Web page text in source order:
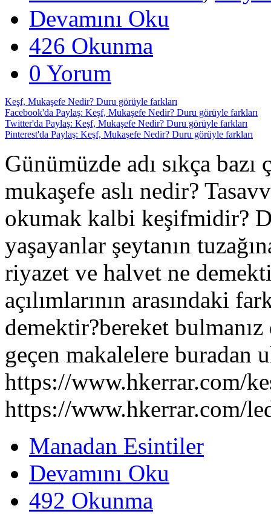
Devamını Oku
426 Okunma
0 Yorum
Keşf, Mukaşefe Nedir? Duru görüyle farkları
Facebook'da Paylaş: Keşf, Mukaşefe Nedir? Duru görüyle farkları
Twitter'da Paylaş: Keşf, Mukaşefe Nedir? Duru görüyle farkları
Pinterest'da Paylaş: Keşf, Mukaşefe Nedir? Duru görüyle farkları
Günümüzde adı sıkça
mukaşefe aslı nedir?
okumak kalbi keşifmidir?
yaşayanlar şeytanın
riyazet ve halvet ne
açılımlarının arasındaki
demektir?bereket
geçen makalelere buradan
https://www.hkerrar.com/
https://www.hkerrar.com/
Manadan Esintiler
Devamını Oku
492 Okunma